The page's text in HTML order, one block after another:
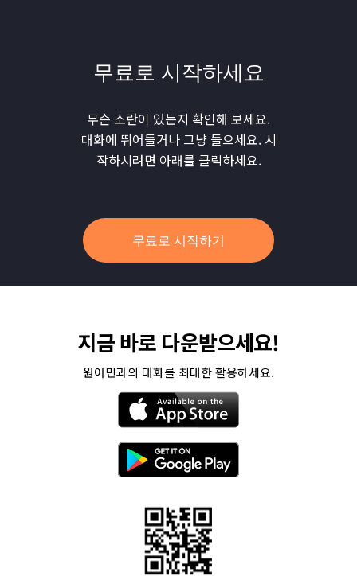
무료로 시작하세요
무슨 소란이 있는지 확인해 보세요.
대화에 뛰어들거나 그냥 들으세요. 시
작하시려면 아래를 클릭하세요.
무료로 시작하기
지금 바로 다운받으세요!
원어민과의 대화를 최대한 활용하세요.